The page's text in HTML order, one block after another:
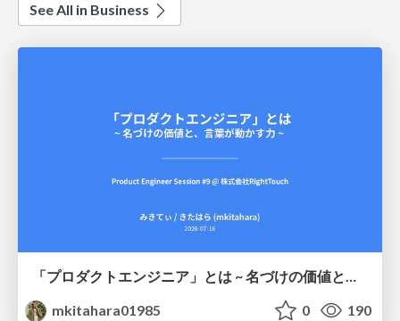
See All in Business
mkitahara01985
0 190